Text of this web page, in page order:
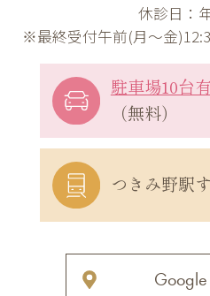
休診日：
※最終受付午前(月～金
駐車場10台有
（無料）
つきみ野駅